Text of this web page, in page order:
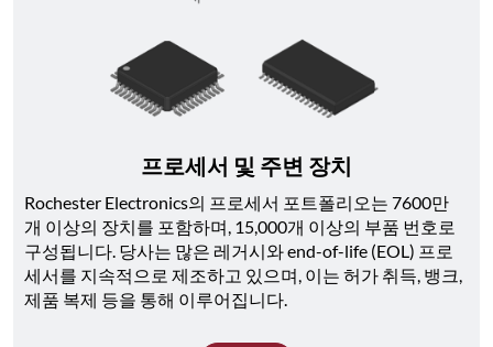
프로세서 및 주변 장치
Rochester Electronics의 프로세서 포트폴리오는 7600만
개 이상의 장치를 포함하며, 15,000개 이상의 부품 번호로
구성됩니다. 당사는 많은 레거시와 end-of-life (EOL) 프로
세서를 지속적으로 제조하고 있으며, 이는 허가 취득, 뱅크,
제품 복제 등을 통해 이루어집니다.